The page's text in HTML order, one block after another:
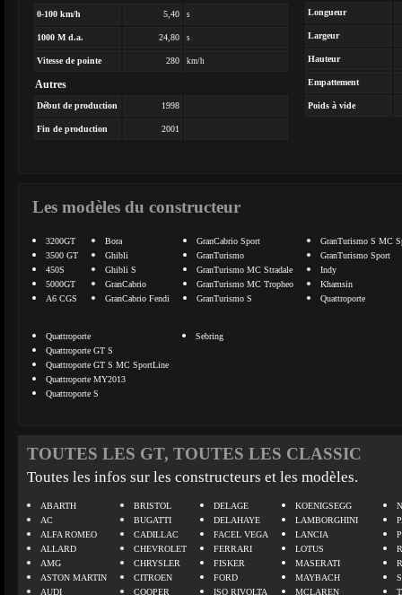
0-100 km/h 5,40 s
1000 M d.a. 24,80 s
Vitesse de pointe 280 km/h
Autres
Début de production 1998
Fin de production 2001
Longueur
Largeur
Hauteur
Empattement
Poids à vide
Les modèles du constructeur
3200GT
3500 GT
450S
5000GT
A6 CGS
Bora
Ghibli
Ghibli S
GranCabrio
GranCabrio Fendi
GranCabrio Sport
GranTurismo
GranTurismo MC Stradale
GranTurismo MC Tropheo
GranTurismo S
GranTurismo S MC
GranTurismo Sport
Indy
Khamsin
Quattroporte
Quattroporte
Quattroporte GT S
Quattroporte GT S MC SportLine
Quattroporte MY2013
Quattroporte S
Sebring
TOUTES LES GT, TOUTES LES CLASSIC
Toutes les infos sur les constructeurs et les modèles.
ABARTH
AC
ALFA ROMEO
ALLARD
AMG
ASTON MARTIN
AUDI
BRISTOL
BUGATTI
CADILLAC
CHEVROLET
CHRYSLER
CITROEN
COOPER
DELAGE
DELAHAYE
FACEL VEGA
FERRARI
FISKER
FORD
ISO RIVOLTA
KOENIGSEGG
LAMBORGHINI
LANCIA
LOTUS
MASERATI
MAYBACH
MCLAREN